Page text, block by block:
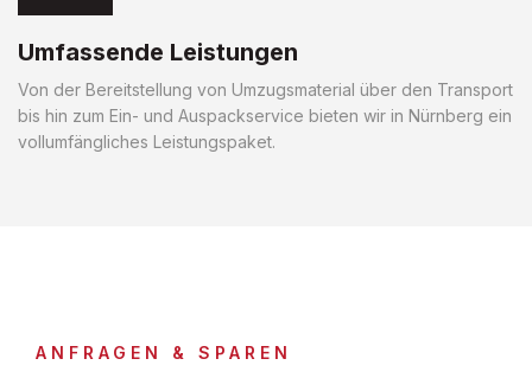
Umfassende Leistungen
Von der Bereitstellung von Umzugsmaterial über den Transport
bis hin zum Ein- und Auspackservice bieten wir in Nürnberg ein
vollumfängliches Leistungspaket.
ANFRAGEN & SPAREN